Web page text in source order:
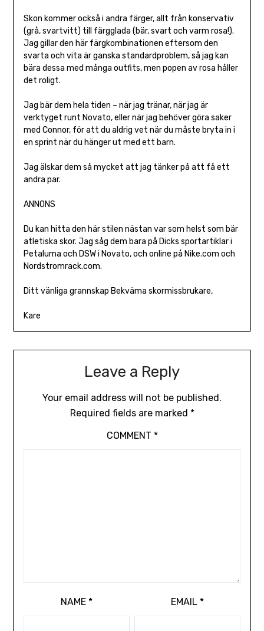
Skon kommer också i andra färger, allt från konservativ
(grå, svartvitt) till färgglada (bär, svart och varm rosa!).
Jag gillar den här färgkombinationen eftersom den
svarta och vita är ganska standardproblem, så jag kan
bära dessa med många outfits, men popen av rosa håller
det roligt.
Jag bär dem hela tiden – när jag tränar, när jag är
verktyget runt Novato, eller när jag behöver göra saker
med Connor, för att du aldrig vet när du måste bryta in i
en sprint när du hänger ut med ett barn.
Jag älskar dem så mycket att jag tänker på att få ett
andra par.
ANNONS
Du kan hitta den här stilen nästan var som helst som bär
atletiska skor. Jag såg dem bara på Dicks sportartiklar i
Petaluma och DSW i Novato, och online på Nike.com och
Nordstromrack.com.
Ditt vänliga grannskap Bekväma skormissbrukare,
Kare
Leave a Reply
Your email address will not be published.
Required fields are marked *
COMMENT *
NAME * EMAIL *